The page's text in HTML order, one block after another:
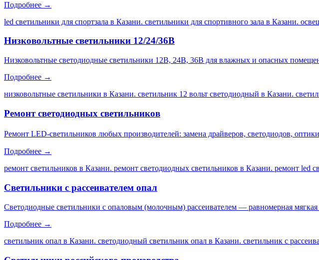
Подробнее →
led светильники для спортзала в Казани. светильники для спортивного зала в Казани.
Низковольтные светильники 12/24/36В
Низковольтные светодиодные светильники 12В, 24В, 36В для влажных и опасных
Подробнее →
низковольтные светильники в Казани. светильник 12 вольт светодиодный в Казани.
Ремонт светодиодных светильников
Ремонт LED-светильников любых производителей: замена драйверов, светодиодов,
Подробнее →
ремонт светильников в Казани. ремонт светодиодных светильников в Казани. ремонт led
Светильники с рассеивателем опал
Светодиодные светильники с опаловым (молочным) рассеивателем — равномерная
Подробнее →
светильник опал в Казани. светодиодный светильник опал в Казани. светильник с